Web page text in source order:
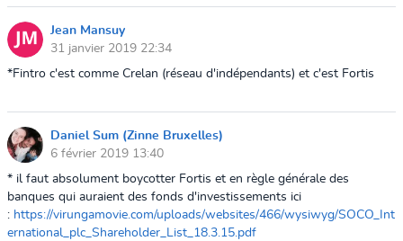
Jean Mansuy
31 janvier 2019 22:34
*Fintro c'est comme Crelan (réseau d'indépendants) et c'est Fortis
Daniel Sum (Zinne Bruxelles)
6 février 2019 13:40
* il faut absolument boycotter Fortis et en règle générale des
banques qui auraient des fonds d'investissements ici
: https://virungamovie.com/uploads/websites/466/wysiwyg/SOCO_Int
ernational_plc_Shareholder_List_18.3.15.pdf